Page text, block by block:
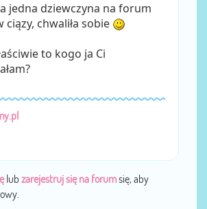
jedna dziewczyna na forum
ciązy, chwaliła sobie
to kogo ja Ci
lub zarejestruj się na forumsię, aby